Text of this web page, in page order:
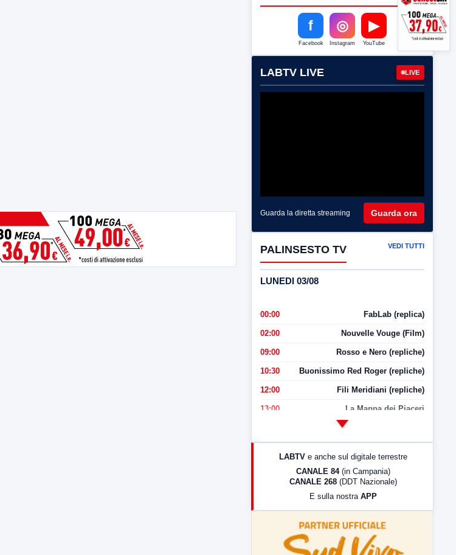
f
Facebook
◎
Instagram
▶
YouTube
LABTV LIVE LIVE
Guarda la diretta streaming Guarda ora
PALINSESTO TV VEDI TUTTI
LUNEDI 03/08
00:00 FabLab (replica)
02:00 Nouvelle Vouge (Film)
09:00 Rosso e Nero (repliche)
10:30 Buonissimo Red Roger (repliche)
12:00 Fili Meridiani (repliche)
13:00 La Mappa dei Piaceri
LabNews (Diretta)
LabNews (replica)
LABTV e anche sul digitale terrestre
CANALE 84 (in Campania)
CANALE 268 (DDT Nazionale)
E sulla nostra APP